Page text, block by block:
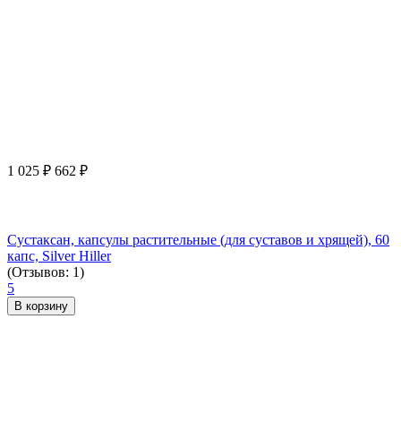
1 025 ₽ 662 ₽
Сустаксан, капсулы растительные (для суставов и хрящей), 60
капс, Silver Hiller
(Отзывов: 1)
5
В корзину